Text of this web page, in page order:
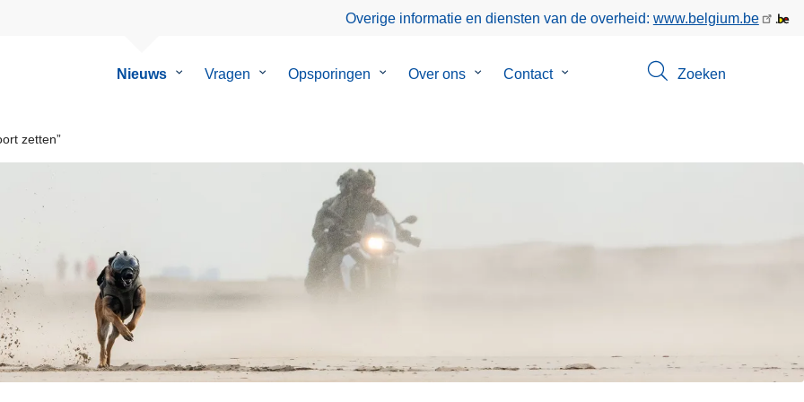
Overige informatie en diensten van de overheid: www.belgium.be
Nieuws
Submenu
Vragen
SubmenuOpsporingen
SubmenuOver ons
Submenu
Contact
Submenu
Zoeken
zetten”